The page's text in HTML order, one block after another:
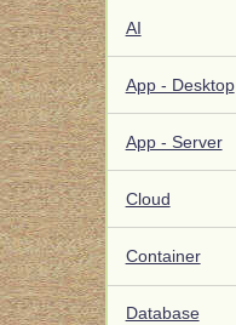
AI
App - Desktop
App - Server
Cloud
Container
Database